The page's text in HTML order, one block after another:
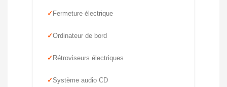
Fermeture électrique
Ordinateur de bord
Rétroviseurs électriques
Système audio CD